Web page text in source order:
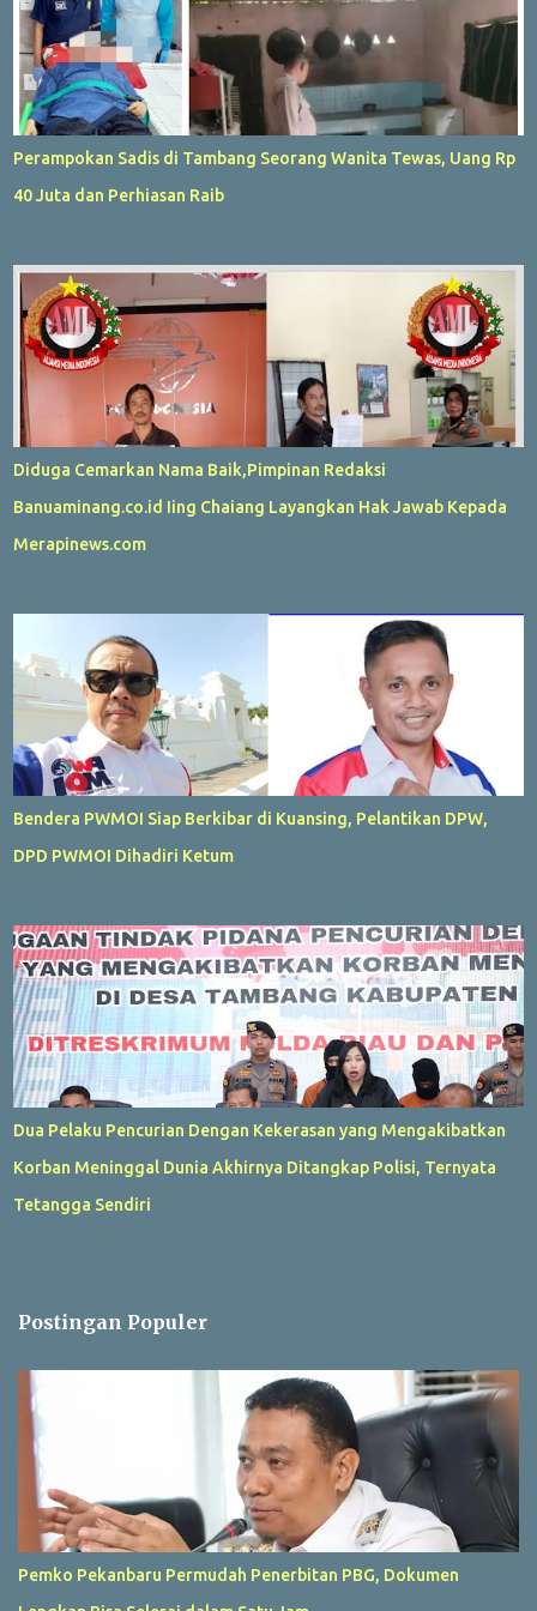
Perampokan Sadis di Tambang Seorang Wanita Tewas, Uang Rp
40 Juta dan Perhiasan Raib
Diduga Cemarkan Nama Baik,Pimpinan Redaksi
Banuaminang.co.id Iing Chaiang Layangkan Hak Jawab Kepada
Merapinews.com
Bendera PWMOI Siap Berkibar di Kuansing, Pelantikan DPW,
DPD PWMOI Dihadiri Ketum
Dua Pelaku Pencurian Dengan Kekerasan yang Mengakibatkan
Korban Meninggal Dunia Akhirnya Ditangkap Polisi, Ternyata
Tetangga Sendiri
Postingan Populer
Pemko Pekanbaru Permudah Penerbitan PBG, Dokumen